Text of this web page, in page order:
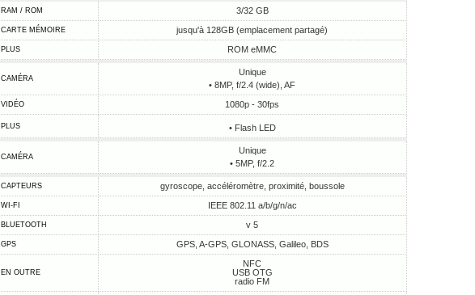
RAM / ROM 3/32 GB
CARTE MÉMOIRE jusqu'à 128GB (emplacement partagé)
PLUS ROM eMMC
CAMÉRA
Unique
• 8MP, f/2.4 (wide), AF
VIDÉO 1080p - 30fps
PLUS • Flash LED
CAMÉRA
Unique
• 5MP, f/2.2
CAPTEURS gyroscope, accéléromètre, proximité, boussole
WI-FI IEEE 802.11 a/b/g/n/ac
BLUETOOTH v 5
GPS GPS, A-GPS, GLONASS, Galileo, BDS
EN OUTRE
NFC
USB OTG
radio FM